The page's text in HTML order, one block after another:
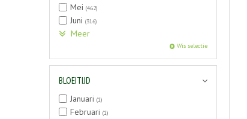
Mei (462)
Juni (316)
Meer
Wis selectie
BLOEITIJD
Januari (1)
Februari (1)